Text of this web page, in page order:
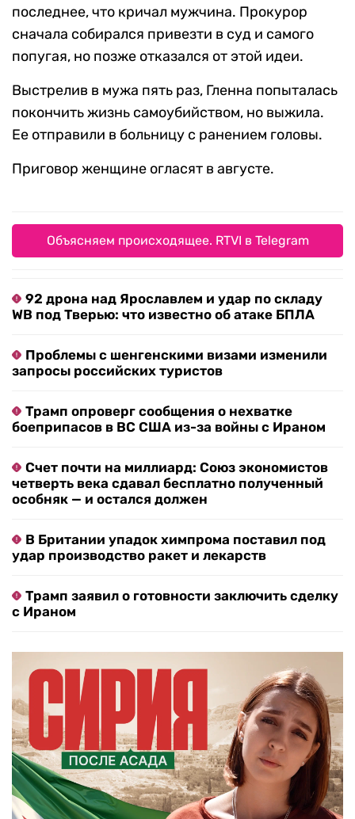
последнее, что кричал мужчина. Прокурор
сначала собирался привезти в суд и самого
попугая, но позже отказался от этой идеи.
Выстрелив в мужа пять раз, Гленна попыталась
покончить жизнь самоубийством, но выжила.
Ее отправили в больницу с ранением головы.
Приговор женщине огласят в августе.
Объясняем происходящее. RTVI в Telegram
92 дрона над Ярославлем и удар по складу
WB под Тверью: что известно об атаке БПЛА
Проблемы с шенгенскими визами изменили
запросы российских туристов
Трамп опроверг сообщения о нехватке
боеприпасов в ВС США из-за войны с Ираном
Счет почти на миллиард: Союз экономистов
четверть века сдавал бесплатно полученный
особняк — и остался должен
В Британии упадок химпрома поставил под
удар производство ракет и лекарств
Трамп заявил о готовности заключить сделку
с Ираном